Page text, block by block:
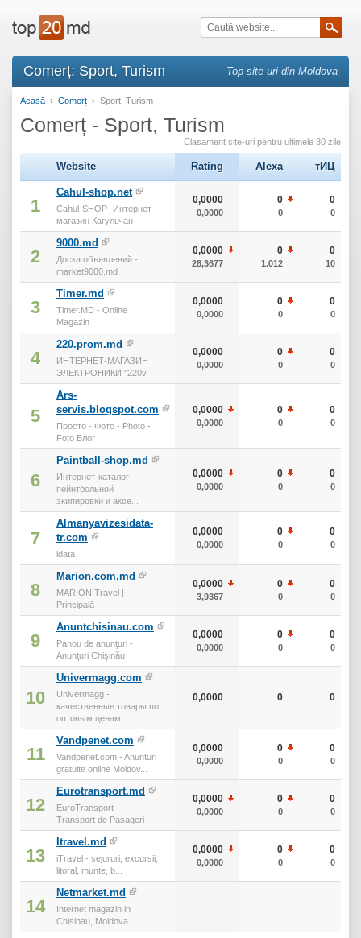
Comerț: Sport, Turism Top site-uri din Moldova
Acasă › Comerț › Sport, Turism
Comerț - Sport, Turism
Clasament site-uri pentru ultimele 30 zile
Website Rating Alexa тИЦ
1
Cahul-shop.net
Cahul-SHOP -Интернет-
магазин Кагульчан
0,0000
0,0000
0
0
0
0
2
9000.md
Доска объявлений -
market9000.md
0,0000
28,3677
0
1.012
0
10
3
Timer.md
Timer.MD - Online
Magazin
0,0000
0,0000
0
0
0
0
4
220.prom.md
ИНТЕРНЕТ-МАГАЗИН
ЭЛЕКТРОНИКИ "220v
0,0000
0,0000
0
0
0
0
5
Ars-
servis.blogspot.com
Просто - Фото - Photo -
Foto Блог
0,0000
0,0000
0
0
0
0
6
Paintball-shop.md
Интернет-каталог
пейнтбольной
экипировки и аксе...
0,0000
0,0000
0
0
0
0
7
Almanyavizesidata-
tr.com
idata
0,0000
0,0000
0
0
0
0
8
Marion.com.md
MARION Travel |
Principală
0,0000
3,9367
0
0
0
0
9
Anuntchisinau.com
Panou de anunţuri -
Anunţuri Chişinău
0,0000
0,0000
0
0
0
0
10
Univermagg.com
Univermagg -
качественные товары по
оптовым ценам!
0,0000 0 0
11
Vandpenet.com
Vandpenet.com - Anunturi
gratuite online Moldov...
0,0000
0,0000
0
0
0
0
12
Eurotransport.md
EuroTransport –
Transport de Pasageri
0,0000
0,0000
0
0
0
0
13
Itravel.md
iTravel - sejururi, excursii,
litoral, munte, b...
0,0000
0,0000
0
0
0
0
14
Netmarket.md
Internet magazin in
Chisinau, Moldova.